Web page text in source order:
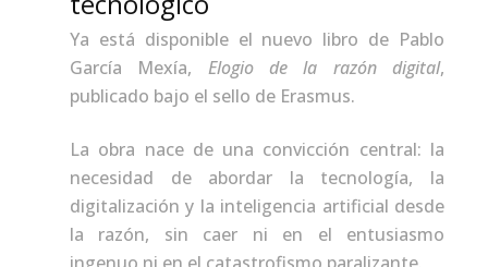
Ya está disponible el nuevo libro de Pablo
García Mexía, Elogio de la razón digital,
publicado bajo el sello de Erasmus.
La obra nace de una convicción central: la
necesidad de abordar la tecnología, la
digitalización y la inteligencia artificial desde
la razón, sin caer ni en el entusiasmo